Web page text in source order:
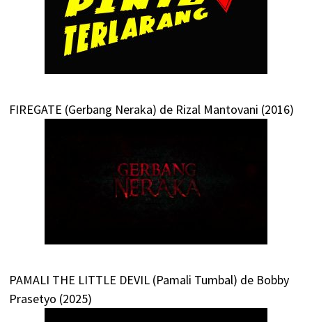
FIREGATE (Gerbang Neraka) de Rizal Mantovani (2016)
PAMALI THE LITTLE DEVIL (Pamali Tumbal) de Bobby
Prasetyo (2025)